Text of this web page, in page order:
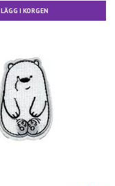
LÄGG I KORGEN